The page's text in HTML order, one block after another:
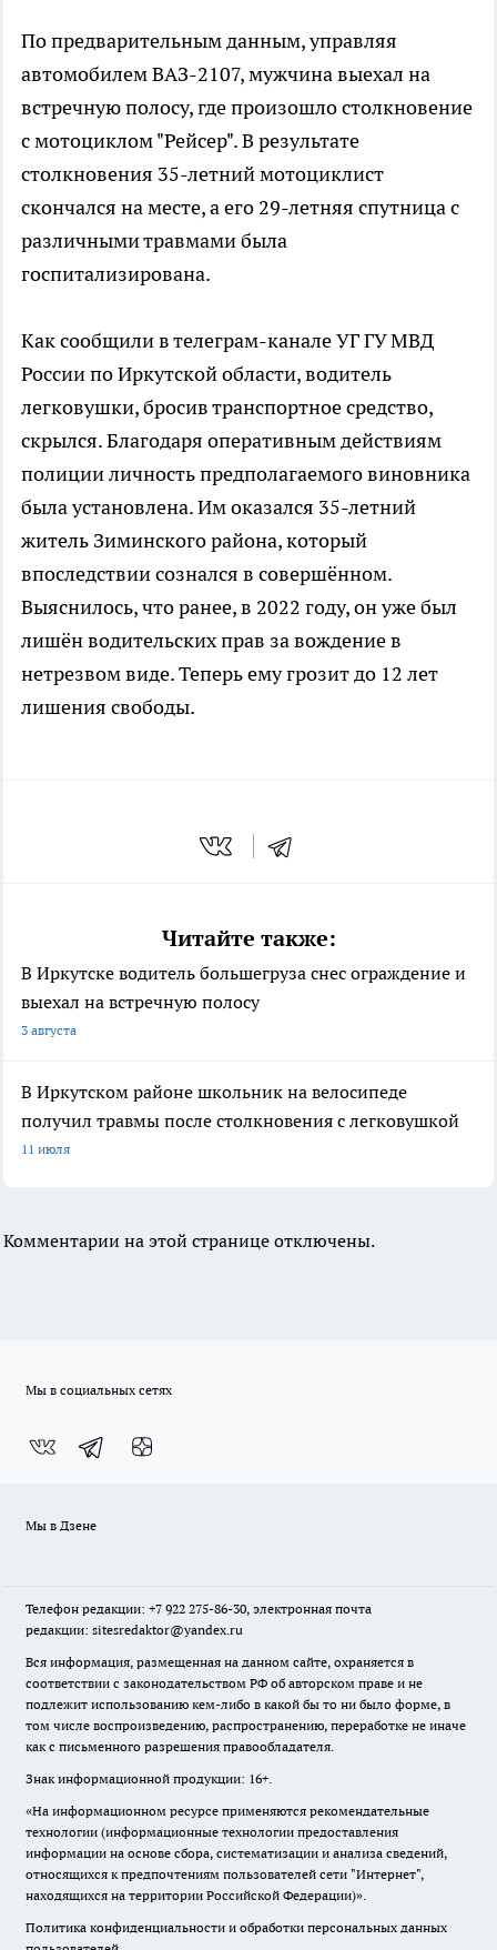
По предварительным данным, управляя
автомобилем ВАЗ-2107, мужчина выехал на
встречную полосу, где произошло столкновение
с мотоциклом "Рейсер". В результате
столкновения 35-летний мотоциклист
скончался на месте, а его 29-летняя спутница с
различными травмами была
госпитализирована.
Как сообщили в телеграм-канале УГ ГУ МВД
России по Иркутской области, водитель
легковушки, бросив транспортное средство,
скрылся. Благодаря оперативным действиям
полиции личность предполагаемого виновника
была установлена. Им оказался 35-летний
житель Зиминского района, который
впоследствии сознался в совершённом.
Выяснилось, что ранее, в 2022 году, он уже был
лишён водительских прав за вождение в
нетрезвом виде. Теперь ему грозит до 12 лет
лишения свободы.
Читайте также:
В Иркутске водитель большегруза снес ограждение и
выехал на встречную полосу
3 августа
В Иркутском районе школьник на велосипеде
получил травмы после столкновения с легковушкой
11 июля
Комментарии на этой странице отключены.
Мы в социальных сетях
Мы в Дзене
Телефон редакции: +7 922 275-86-30, электронная почта
редакции: sitesredaktor@yandex.ru
Вся информация, размещенная на данном сайте, охраняется в
соответствии с законодательством РФ об авторском праве и не
подлежит использованию кем-либо в какой бы то ни было форме, в
том числе воспроизведению, распространению, переработке не иначе
как с письменного разрешения правообладателя.
Знак информационной продукции: 16+.
«На информационном ресурсе применяются рекомендательные
технологии (информационные технологии предоставления
информации на основе сбора, систематизации и анализа сведений,
относящихся к предпочтениям пользователей сети "Интернет",
находящихся на территории Российской Федерации)».
Политика конфиденциальности и обработки персональных данных